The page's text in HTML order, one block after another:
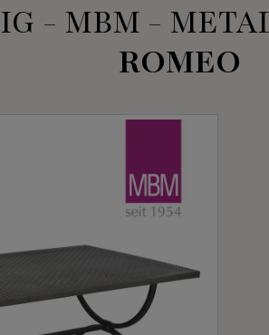
- MBM -
ROMEO